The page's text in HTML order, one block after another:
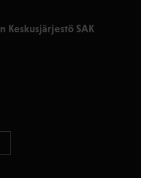
Keskusjärjestö SAK